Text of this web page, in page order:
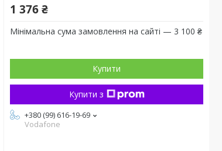
1 376 ₴
Мінімальна сума замовлення на сайті — 3 100 ₴
Купити
Купити з
+380 (99) 616-19-69
Vodafone